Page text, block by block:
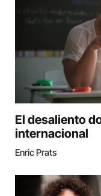
El desaliento
internacional
Enric Prats